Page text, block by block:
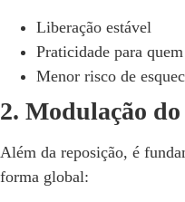
Liberação estável
Praticidade para
Menor risco de
2. Modulação
Além da reposição, é
forma global: